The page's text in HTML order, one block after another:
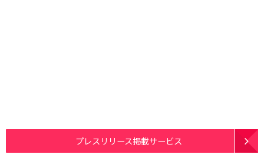
プレスリリース掲載サービス